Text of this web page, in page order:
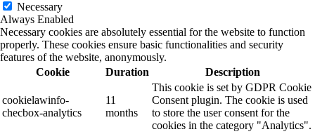
Necessary
Always Enabled
Necessary cookies are absolutely essential for the website to function
properly. These cookies ensure basic functionalities and security
features of the website, anonymously.
Cookie
Duration Description
cookielawinfo-
checbox-analytics
11
months
This cookie is set by GDPR Cookie
Consent plugin. The cookie is used
to store the user consent for the
cookies in the category "Analytics".